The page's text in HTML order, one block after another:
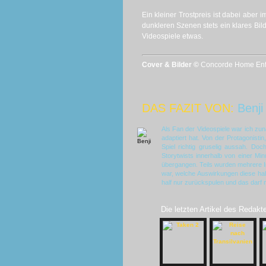
Ein kleiner Trostpreis ist dabei aber
dunkleren Szenen stets ein klares
Videospiele etwas.
Cover & Bilder © Concorde Home
DAS FAZIT VON: Benji
Als Fan der Videospiele war ich
adaptiert hat. Von der
Spiel richtig gruselig aussah.
Storytwists innerhalb von einer
übergangen. Teils wurden mehrere
war, welche Auswirkungen diese
half nur zurückspulen und das darf
Die letzten Artikel des